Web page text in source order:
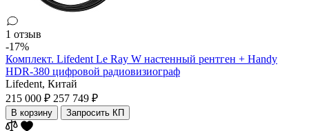
1 отзыв
-17%
Комплект. Lifedent Le Ray W настенный рентген + Handy
HDR-380 цифровой радиовизиограф
Lifedent, Китай
215 000 ₽ 257 749 ₽
В корзину Запросить КП